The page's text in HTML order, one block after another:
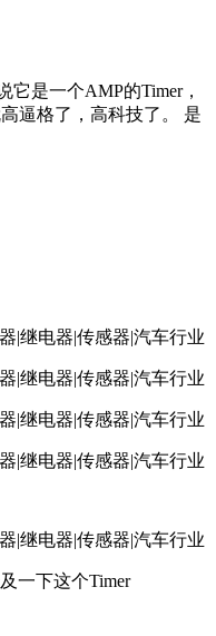
它是一个AMP的Timer，
逼格了，高科技了。 是
一下这个Timer